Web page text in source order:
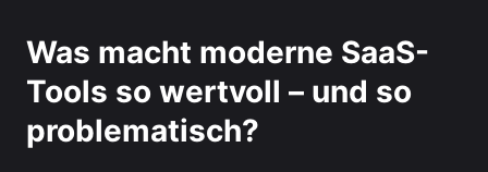
Was macht moderne SaaS-
Tools so wertvoll – und so
problematisch?